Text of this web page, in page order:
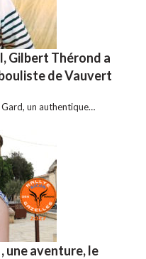
Gilbert Thérond a
de Vauvert
un authentique…
une aventure, le